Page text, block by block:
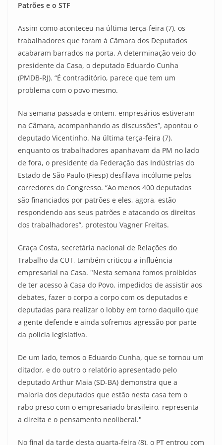
Patrões e o STF
Assim como aconteceu na última terça-feira (7), os
trabalhadores que foram à Câmara dos Deputados
acabaram barrados na porta. A determinação veio do
presidente da Casa, o deputado Eduardo Cunha
(PMDB-RJ). “É contraditório, parece que tem um
problema com o povo mesmo.
Na semana passada e ontem, empresários estiveram
na Câmara, acompanhando as discussões”, apontou o
deputado Vicentinho. Na última terça-feira (7),
enquanto os trabalhadores apanhavam da PM no lado
de fora, o presidente da Federação das Indústrias do
Estado de São Paulo (Fiesp) desfilava incólume pelos
corredores do Congresso. “Ao menos 400 deputados
são financiados por patrões e eles, agora, estão
respondendo aos seus patrões e atacando os direitos
dos trabalhadores”, protestou Vagner Freitas.
Graça Costa, secretária nacional de Relações do
Trabalho da CUT, também criticou a influência
empresarial na Casa. "Nesta semana fomos proibidos
de ter acesso à Casa do Povo, impedidos de assistir aos
debates, fazer o corpo a corpo com os deputados e
deputadas para realizar o lobby em torno daquilo que
a gente defende e ainda sofremos agressão por parte
da polícia legislativa.
De um lado, temos o Eduardo Cunha, que se tornou um
ditador, e do outro o relatório apresentado pelo
deputado Arthur Maia (SD-BA) demonstra que a
maioria dos deputados que estão nesta casa tem o
rabo preso com o empresariado brasileiro, representa
a direita e o pensamento neoliberal."
No final da tarde desta quarta-feira (8), o PT entrou com